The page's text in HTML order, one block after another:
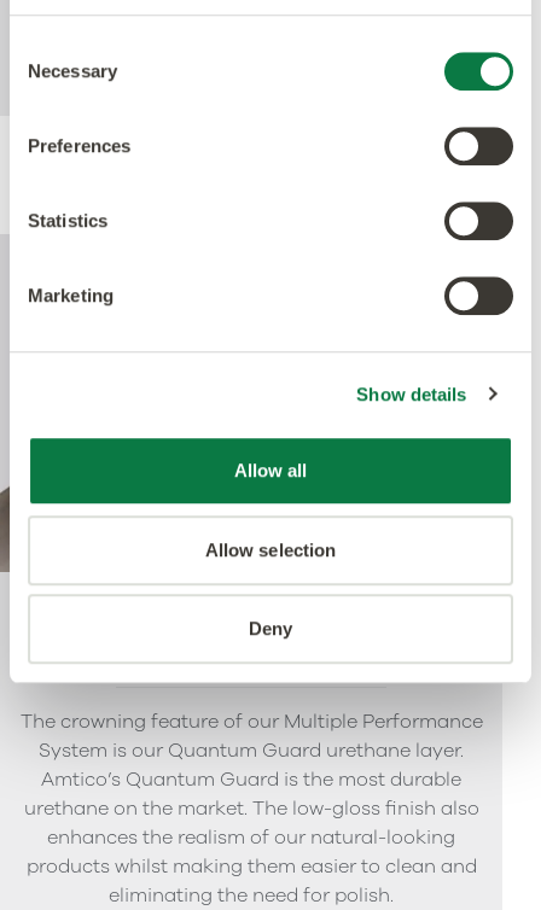
Selection
Necessary
Preferences
Statistics
Marketing
Show details
Allow all
Allow selection
Deny
techniques sur ce produit, veuillez consulter
pouvez télécharger ci-dessous.
Quantum Guard
The crowning feature of our Multiple Performance
System is our Quantum Guard urethane layer.
Amtico’s Quantum Guard is the most durable
urethane on the market. The low-gloss finish also
enhances the realism of our natural-looking
products whilst making them easier to clean and
eliminating the need for polish.